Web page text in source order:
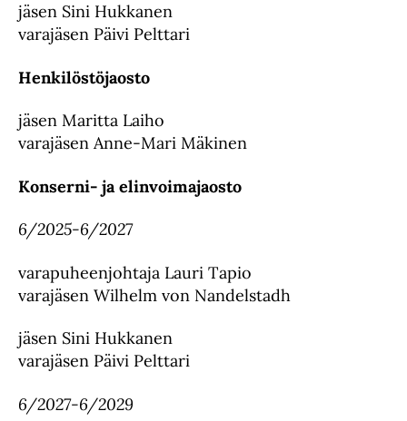
jäsen Sini Hukkanen
varajäsen Päivi Pelttari
Henkilöstöjaosto
jäsen Maritta Laiho
varajäsen Anne-Mari Mäkinen
Konserni- ja elinvoimajaosto
6/2025-6/2027
varapuheenjohtaja Lauri Tapio
varajäsen Wilhelm von Nandelstadh
jäsen Sini Hukkanen
varajäsen Päivi Pelttari
6/2027-6/2029